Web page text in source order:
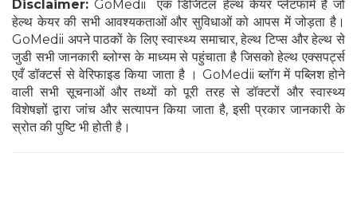
Disclaimer: GoMedii एक डिजिटल हेल्थ केयर प्लेटफार्म है जो
हेल्थ केयर की सभी आवश्यकताओं और सुविधाओं को आपस में जोड़ता है।
GoMedii अपने पाठकों के लिए स्वास्थ्य समाचार, हेल्थ टिप्स और हेल्थ से
जुडी सभी जानकारी ब्लोग्स के माध्यम से पहुंचाता है जिसको हेल्थ एक्सपर्ट्स
एवँ डॉक्टर्स से वेरिफाइड किया जाता है । GoMedii ब्लॉग में पब्लिश होने
वाली सभी सूचनाओं और तथ्यों को पूरी तरह से डॉक्टरों और स्वास्थ्य
विशेषज्ञों द्वारा जांच और सत्यापन किया जाता है, इसी प्रकार जानकारी के
स्रोत की पुष्टि भी होती है।